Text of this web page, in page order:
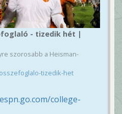
- tizedik hét |
szorosabb a Heisman-
tizedik-het
espn.go.com/college-